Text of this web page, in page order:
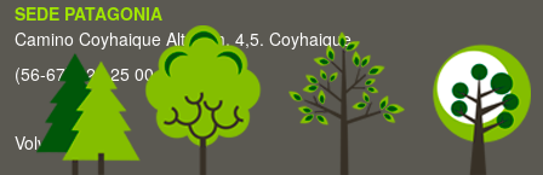
SEDE PATAGONIA
Camino Coyhaique Alto Km. 4,5. Coyhaique
(56-67) 226 25 00
Volver arriba